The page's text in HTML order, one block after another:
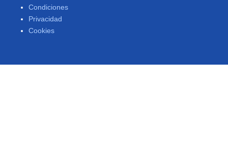
Condiciones
Privacidad
Cookies